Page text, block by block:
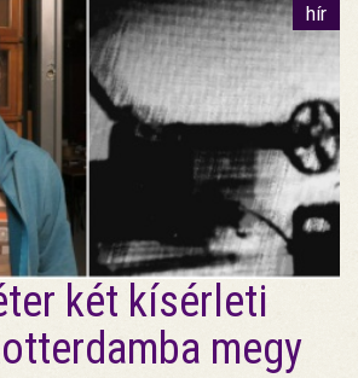
hír
két kísérleti
megy